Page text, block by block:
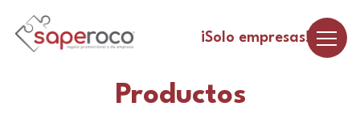
¡Solo empresas!
Productos